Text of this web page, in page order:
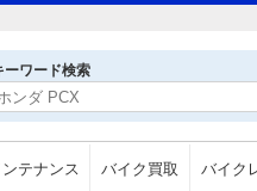
ーワード検索
ンテナンス バイク買取 バイク